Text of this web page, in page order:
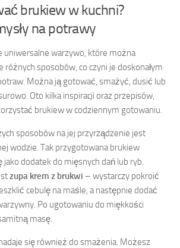
brukiew w kuchni?
na potrawy
uniwersalne warzywo, które można
różnych sposobów, co czyni je doskonałym
Można ją gotować, smażyć, dusić lub
Oto kilka inspiracji oraz przepisów,
brukiew w codziennym gotowaniu.
sposobów na jej przyrządzenie jest
wodzie. Tak przygotowana brukiew
dodatek do mięsnych dań lub ryb.
zupa krem z brukwi – wystarczy pokroić
cebulę na maśle, a następnie dodać
Po ugotowaniu do miękkości
masę.
się również do smażenia. Możesz